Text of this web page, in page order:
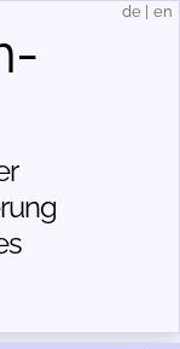
de en